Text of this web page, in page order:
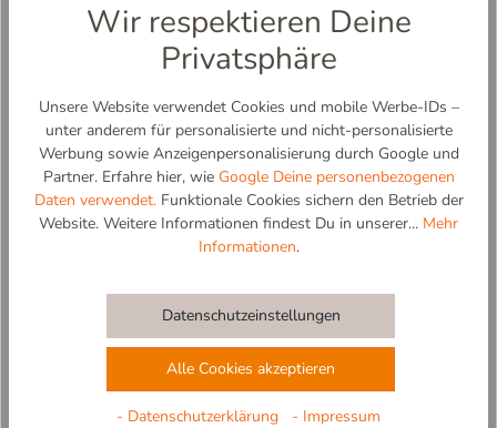
Hahnenkamm – Alpenwärme für kleine und große Füße
Inspiriert von dem bekannten Kitzbüheler Berg den
Hahnenkamm, bringt dieser Slipper alpinen Charme direkt ins
Materialien mit modernem Komfort – für alle Generationen, von
Gefertigt aus 100% reiner Schurwolle, sorgt der Slipper für ein
angenehmes, atmungsaktives Tragegefühl. Die Innensohle aus
herrlich weichem Lammfell schmeichelt den Füßen mit
natürlicher Wärme – ein Gefühl wie auf Wolken.
Wir respektieren Deine
Privatsphäre
Unsere Website verwendet Cookies und mobile Werbe-IDs –
unter anderem für personalisierte und nicht-personalisierte
Werbung sowie Anzeigenpersonalisierung durch Google und
Partner. Erfahre hier, wie Google Deine personenbezogenen
Daten verwendet.Funktionale Cookies sichern den Betrieb der
Website. Weitere Informationen findest Du in unserer... Mehr
Informationen.
Datenschutzeinstellungen
Alle Cookies akzeptieren
- Datenschutzerklärung - Impressum